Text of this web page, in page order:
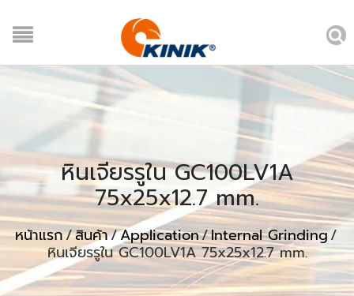
หินเจียรรูใน GC100LV1A
75x25x12.7 mm.
หน้าแรก/สินค้า/Application/Internal Grinding/
หินเจียรรูใน GC100LV1A 75x25x12.7 mm.